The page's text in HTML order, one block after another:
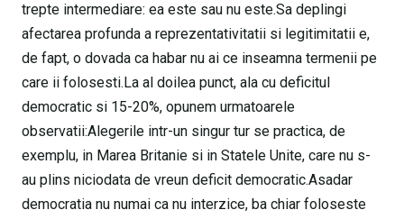
trepte intermediare: ea este sau nu este.Sa deplingi
afectarea profunda a reprezentativitatii si legitimitatii e,
de fapt, o dovada ca habar nu ai ce inseamna termenii pe
care ii folosesti.La al doilea punct, ala cu deficitul
democratic si 15-20%, opunem urmatoarele
observatii:Alegerile intr-un singur tur se practica, de
exemplu, in Marea Britanie si in Statele Unite, care nu s-
au plins niciodata de vreun deficit democratic.Asadar
democratia nu numai ca nu interzice, ba chiar foloseste